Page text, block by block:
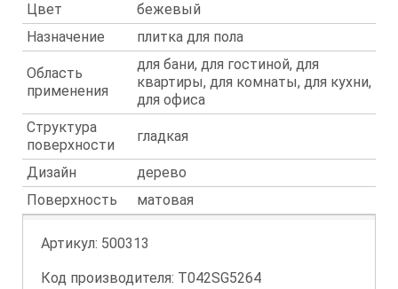
Цвет
бежевый
Назначение
плитка для пола
Область
применения
для бани, для гостиной, для
квартиры, для комнаты, для кухни,
для офиса
Структура
поверхности
гладкая
Дизайн
дерево
Поверхность
матовая
Артикул: 500313
Код производителя: T042SG5264